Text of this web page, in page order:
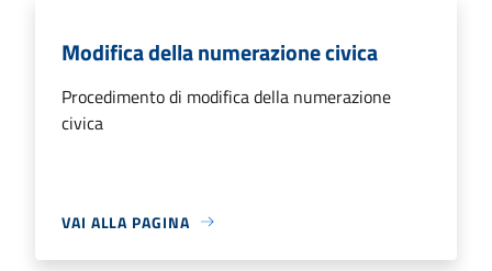
Modifica della numerazione civica
Procedimento di modifica della numerazione
civica
VAI ALLA PAGINA